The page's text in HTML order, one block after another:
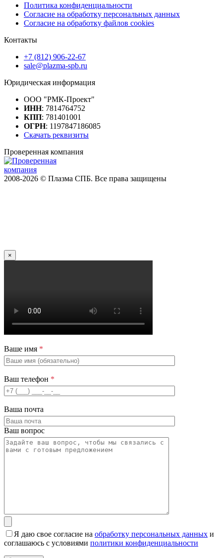
Политика конфиденциальности
Согласие на обработку персональных данных
Согласие на обработку файлов cookies
Контакты
+7 (812) 906-22-67
sale@plazma-spb.ru
Юридическая информация
ООО "РМК-Проект"
ИНН: 7814764752
КПП: 781401001
ОГРН: 1197847186085
Скачать реквизиты
Проверенная компания
2008-2026 © Плазма СПБ. Все права защищены
×
Ваше имя *
Ваш телефон *
Ваша почта
Ваш вопрос
Я даю свое согласие на обработку персональных данных и
соглашаюсь с условиями политики конфиденциальности